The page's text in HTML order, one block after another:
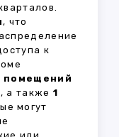
, что
к
помещений
, а также 1
могут